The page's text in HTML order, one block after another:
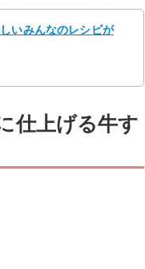
いみんなのレシピが
仕上げる牛す